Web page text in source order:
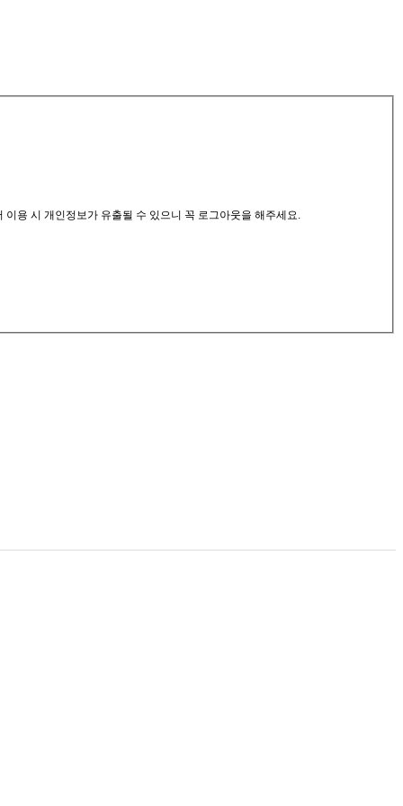
용 시 개인정보가 유출될 수 있으니 꼭 로그아웃을 해주세요.